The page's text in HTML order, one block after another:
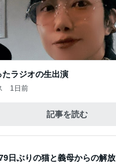
たラジオの生出演
1日前
記事を読む
日ぶりの猫と義母からの解放